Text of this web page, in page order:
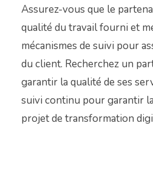
Assurez-vous que le
qualité du travail fourni et
mécanismes de suivi pour
du client. Recherchez un
garantir la qualité de ses
suivi continu pour garantir
projet de transformation